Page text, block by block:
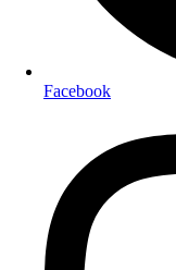
Facebook